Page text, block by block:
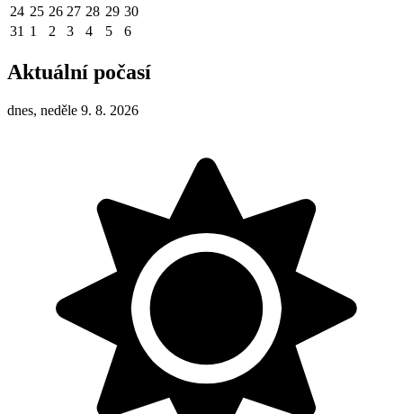
24 25 26 27 28 29 30
31 1 2 3 4 5 6
Aktuální počasí
dnes, neděle 9. 8. 2026